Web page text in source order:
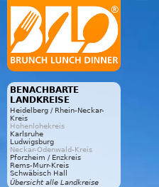
BENACHBARTE
LANDKREISE
Heidelberg / Rhein-Neckar-
Kreis
Hohenlohekreis
Karlsruhe
Ludwigsburg
Neckar-Odenwald-Kreis
Pforzheim / Enzkreis
Rems-Murr-Kreis
Schwäbisch Hall
Übersicht alle Landkreise